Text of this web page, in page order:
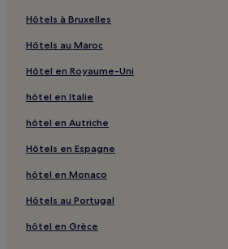
Hôtels à Bruxelles
Hôtels au Maroc
Hôtel en Royaume-Uni
hôtel en Italie
hôtel en Autriche
Hôtels en Espagne
hôtel en Monaco
Hôtels au Portugal
hôtel en Grèce